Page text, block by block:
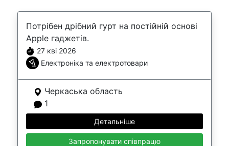
Потрібен дрібний гурт на постійній основі
Apple гаджетів.
27 кві 2026
Електроніка та електротовари
Черкаська область
1
Детальніше
Запропонувати співпрацю